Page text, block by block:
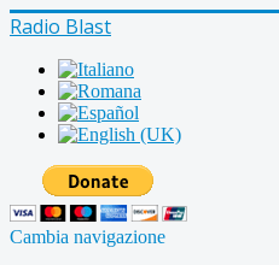
Radio Blast
Cambia navigazione